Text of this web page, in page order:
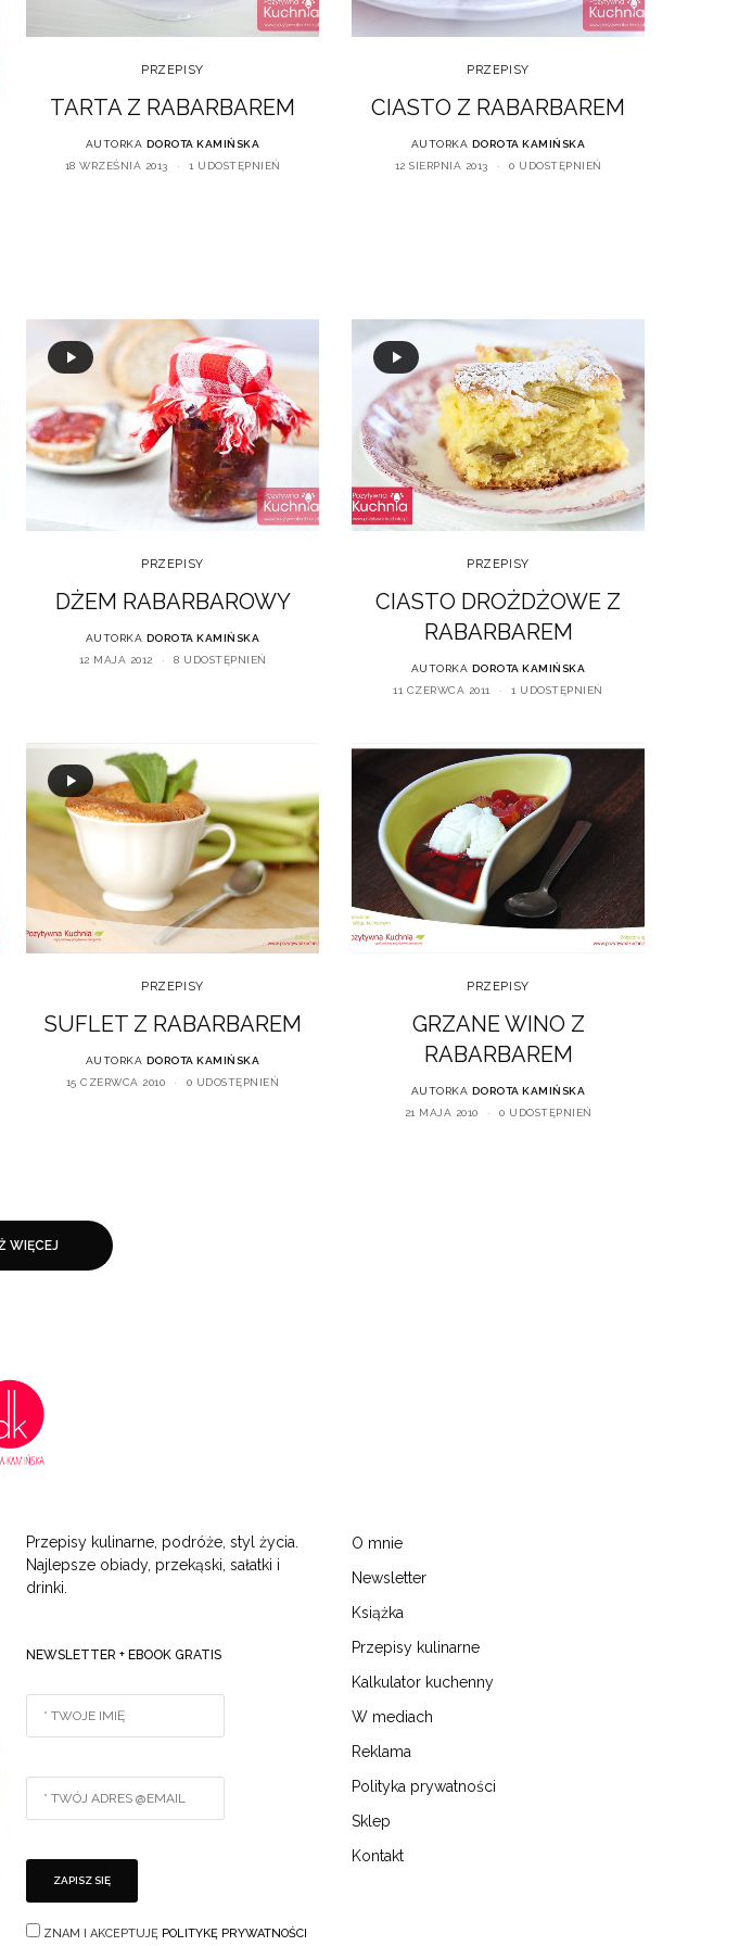
PRZEPISY
TARTA Z RABARBAREM
AUTORKA DOROTA KAMIŃSKA
18 WRZEŚNIA 2013
1 UDOSTĘPNIEŃ
PRZEPISY
CIASTO Z RABARBAREM
AUTORKA DOROTA KAMIŃSKA
12 SIERPNIA 2013
0 UDOSTĘPNIEŃ
PRZEPISY
DŻEM RABARBAROWY
AUTORKA DOROTA KAMIŃSKA
12 MAJA 2012
8 UDOSTĘPNIEŃ
PRZEPISY
CIASTO DROŻDŻOWE Z
RABARBAREM
AUTORKA DOROTA KAMIŃSKA
11 CZERWCA 2011
1 UDOSTĘPNIEŃ
PRZEPISY
SUFLET Z RABARBAREM
AUTORKA DOROTA KAMIŃSKA
15 CZERWCA 2010
0 UDOSTĘPNIEŃ
PRZEPISY
GRZANE WINO Z
RABARBAREM
AUTORKA DOROTA KAMIŃSKA
21 MAJA 2010
0 UDOSTĘPNIEŃ
WIĘCEJ
Przepisy kulinarne, podróże, styl życia.
Najlepsze obiady, przekąski, sałatki i
drinki.
NEWSLETTER + EBOOK GRATIS
ZNAM I AKCEPTUJĘ POLITYKĘ PRYWATNOŚCI
O mnie
Newsletter
Książka
Przepisy kulinarne
Kalkulator kuchenny
W mediach
Reklama
Polityka prywatności
Sklep
Kontakt